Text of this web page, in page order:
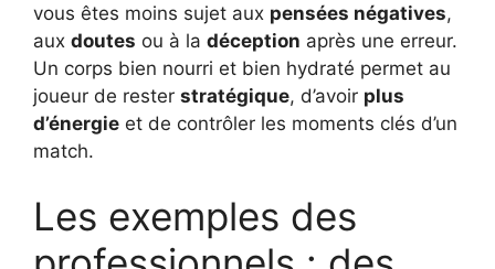
vous êtes moins sujet aux pensées négatives,
aux doutes ou à la déception après une erreur.
Un corps bien nourri et bien hydraté permet au
joueur de rester stratégique, d’avoir plus
d’énergie et de contrôler les moments clés d’un
match.
Les exemples des